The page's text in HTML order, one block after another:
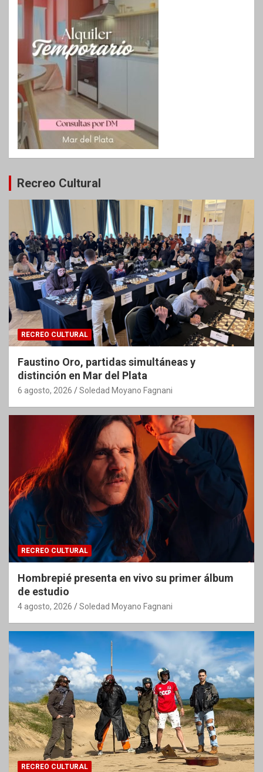
Recreo Cultural
RECREO CULTURAL
Faustino Oro, partidas simultáneas y
distinción en Mar del Plata
6 agosto, 2026 Soledad Moyano Fagnani
RECREO CULTURAL
Hombrepié presenta en vivo su primer álbum
de estudio
4 agosto, 2026 Soledad Moyano Fagnani
RECREO CULTURAL